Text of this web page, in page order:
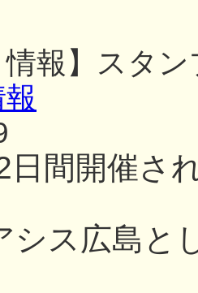
情報】スタ
日間開催さ
シス広島と